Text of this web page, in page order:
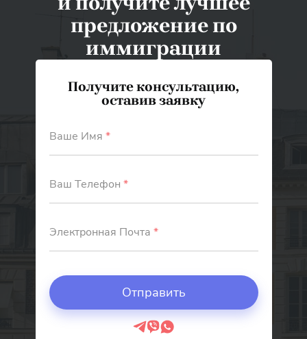
предложение по
иммиграции
Получите консультацию,
оставив заявку
Ваше Имя *
Ваш Телефон *
Электронная Почта *